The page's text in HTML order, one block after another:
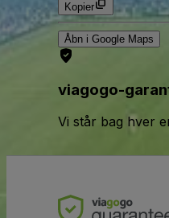
Kopier
Åbn i Google Maps
viagogo-
Vi står bag hver